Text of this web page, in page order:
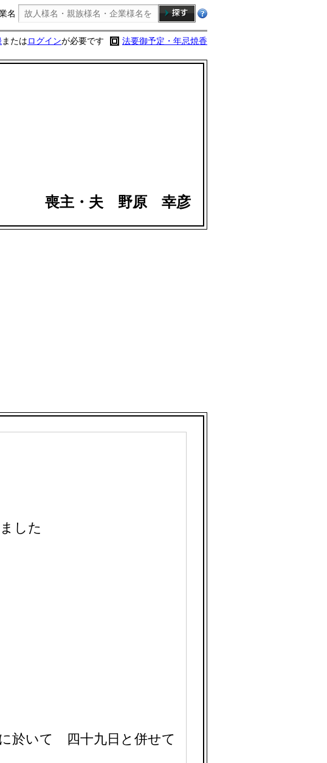
名
法要御予定・年忌焼香
またはログインが必要です
喪主・夫 野原 幸彦
した
於いて 四十九日と併せて